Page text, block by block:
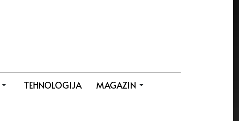
TEHNOLOGIJA
MAGAZIN